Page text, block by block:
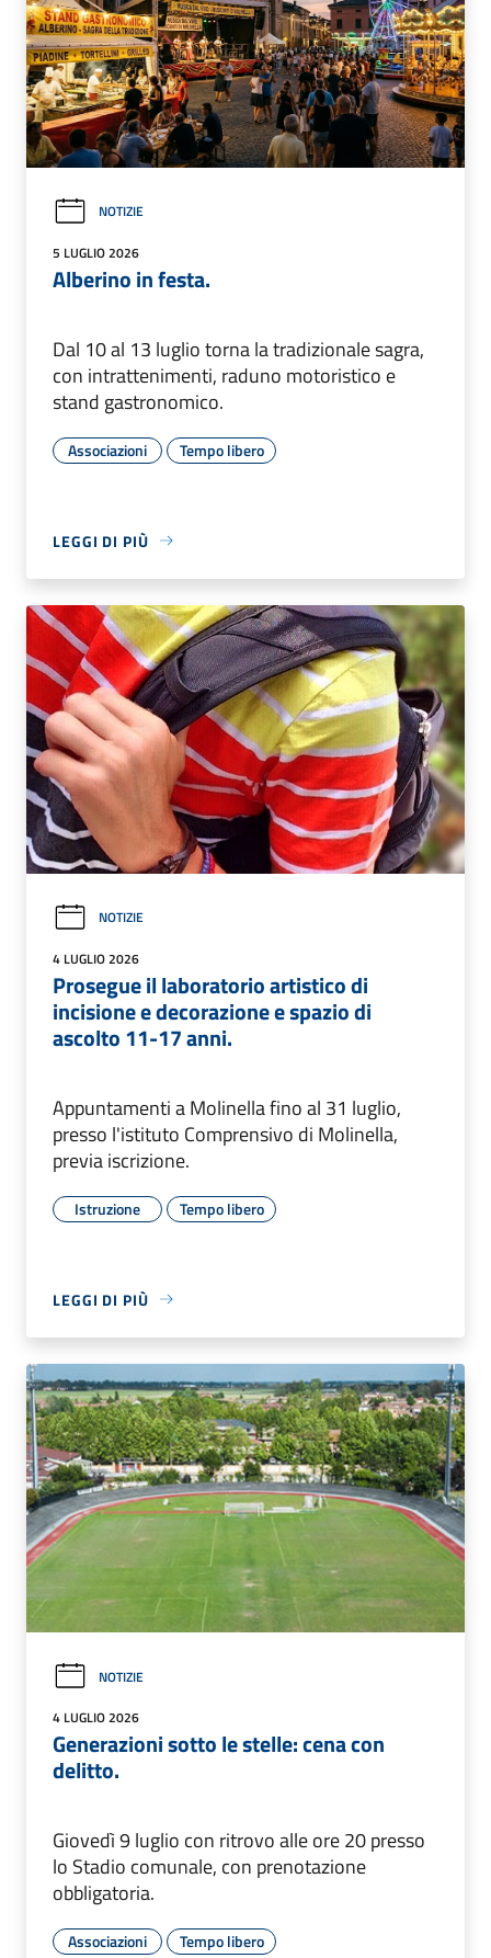
NOTIZIE
5 LUGLIO 2026
Alberino in festa.
Dal 10 al 13 luglio torna la tradizionale sagra,
con intrattenimenti, raduno motoristico e
stand gastronomico.
Associazioni Tempo libero
LEGGI DI PIÙ
NOTIZIE
4 LUGLIO 2026
Prosegue il laboratorio artistico di
incisione e decorazione e spazio di
ascolto 11-17 anni.
Appuntamenti a Molinella fino al 31 luglio,
presso l'istituto Comprensivo di Molinella,
previa iscrizione.
Istruzione Tempo libero
LEGGI DI PIÙ
NOTIZIE
4 LUGLIO 2026
Generazioni sotto le stelle: cena con
delitto.
Giovedì 9 luglio con ritrovo alle ore 20 presso
lo Stadio comunale, con prenotazione
obbligatoria.
Associazioni Tempo libero